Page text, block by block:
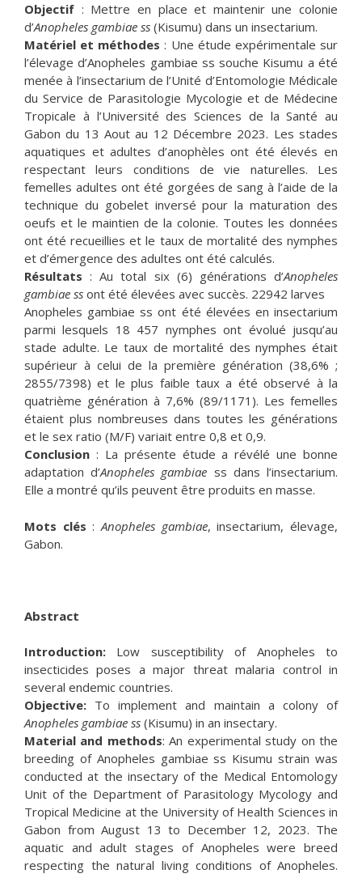
Objectif : Mettre en place et maintenir une colonie
d’Anopheles gambiae ss (Kisumu) dans un insectarium.
Matériel et méthodes : Une étude expérimentale sur
l’élevage d’Anopheles gambiae ss souche Kisumu a été
menée à l’insectarium de l’Unité d’Entomologie Médicale
du Service de Parasitologie Mycologie et de Médecine
Tropicale à l’Université des Sciences de la Santé au
Gabon du 13 Aout au 12 Décembre 2023. Les stades
aquatiques et adultes d’anophèles ont été élevés en
respectant leurs conditions de vie naturelles. Les
femelles adultes ont été gorgées de sang à l’aide de la
technique du gobelet inversé pour la maturation des
oeufs et le maintien de la colonie. Toutes les données
ont été recueillies et le taux de mortalité des nymphes
et d’émergence des adultes ont été calculés.
Résultats : Au total six (6) générations d’Anopheles
gambiae ss ont été élevées avec succès. 22942 larves
Anopheles gambiae ss ont été élevées en insectarium
parmi lesquels 18 457 nymphes ont évolué jusqu’au
stade adulte. Le taux de mortalité des nymphes était
supérieur à celui de la première génération (38,6% ;
2855/7398) et le plus faible taux a été observé à la
quatrième génération à 7,6% (89/1171). Les femelles
étaient plus nombreuses dans toutes les générations
et le sex ratio (M/F) variait entre 0,8 et 0,9.
Conclusion : La présente étude a révélé une bonne
adaptation d’Anopheles gambiae ss dans l’insectarium.
Elle a montré qu’ils peuvent être produits en masse.
Mots clés :Anopheles gambiae, insectarium, élevage,
Gabon.
Abstract
Introduction: Low susceptibility of Anopheles to
insecticides poses a major threat malaria control in
several endemic countries.
Objective: To implement and maintain a colony of
Anopheles gambiae ss (Kisumu) in an insectary.
Material and methods: An experimental study on the
breeding of Anopheles gambiae ss Kisumu strain was
conducted at the insectary of the Medical Entomology
Unit of the Department of Parasitology Mycology and
Tropical Medicine at the University of Health Sciences in
Gabon from August 13 to December 12, 2023. The
aquatic and adult stages of Anopheles were breed
respecting the natural living conditions of Anopheles.